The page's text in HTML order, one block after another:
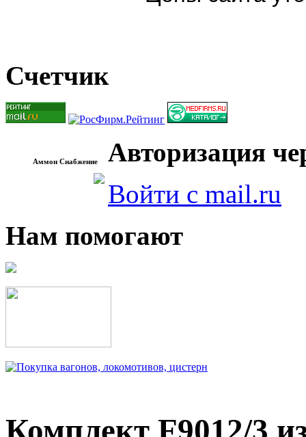
Счетчик
Аммон Снабжение
Авторизация
Войти с mail.ru
Нам помогают